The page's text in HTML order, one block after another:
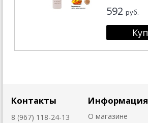
592 руб.
Контакты
8 (967) 118-24-13
Информация
О магазине